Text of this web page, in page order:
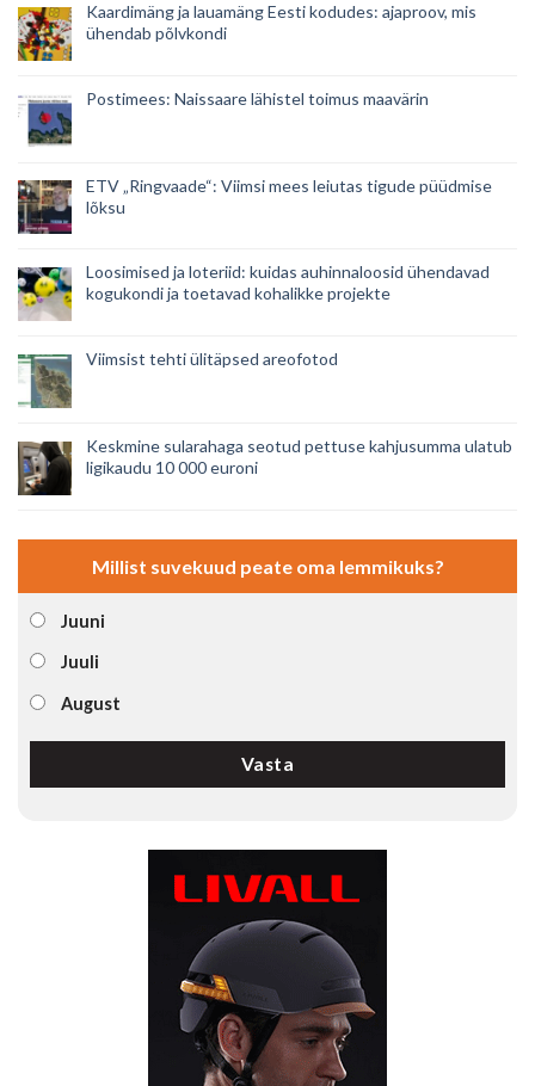
Kaardimäng ja lauamäng Eesti kodudes: ajaproov, mis
ühendab põlvkondi
Postimees: Naissaare lähistel toimus maavärin
ETV „Ringvaade“: Viimsi mees leiutas tigude püüdmise
lõksu
Loosimised ja loteriid: kuidas auhinnaloosid ühendavad
kogukondi ja toetavad kohalikke projekte
Viimsist tehti ülitäpsed areofotod
Keskmine sularahaga seotud pettuse kahjusumma ulatub
ligikaudu 10 000 euroni
Millist suvekuud peate oma lemmikuks?
Juuni
Juuli
August